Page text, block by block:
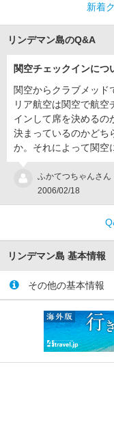
新着
リンデマン島のQ&A
関空チェックインにつ
関空からクラブメッド
リア航空は関空で航空
インして席を決めるの
決まっているのかどち
か。それによって関空
ふかてつちゃんさん
2006/02/18
リンデマン島 基本情報
その他の基本情報